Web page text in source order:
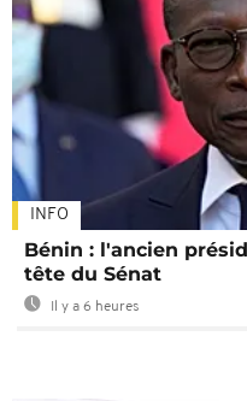
INFO
Bénin : l'ancien
tête du Sénat
Il y a 6 heures